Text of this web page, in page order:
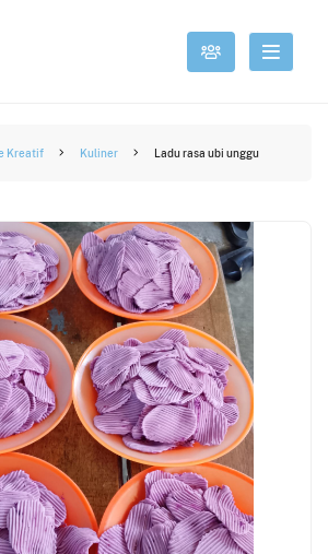
Kreatif Kuliner Ladu rasa ubi unggu